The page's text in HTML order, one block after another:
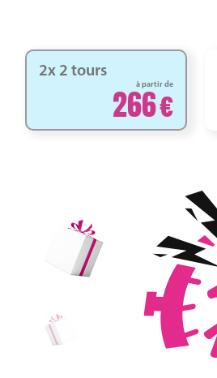
2x 2 tours
à partir de
266